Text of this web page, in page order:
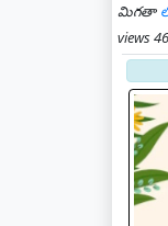
మిగతా
views